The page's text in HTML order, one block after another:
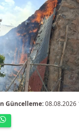
Güncelleme:08.08.2026